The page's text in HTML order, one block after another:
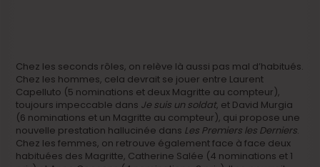
Chez les seconds rôles, on relève là aussi pas mal d’habitués.
Chez les hommes, cela devrait se jouer entre Laurent
Capelluto (5 nominations et deux Magritte au compteur),
toujours impeccable dans Je suis un soldat, et David Murgia
(6 nominations et un Magritte au compteur), qui propose une
nouvelle prestation hallucinée dans Les Premiers les Derniers.
Chez les femmes, on retrouve également face à face deux
habituées des Magritte, Catherine Salée (4 nominations et 1